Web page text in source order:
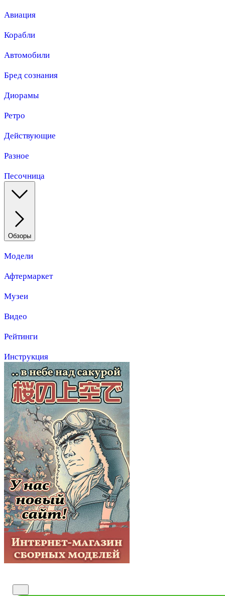
Авиация
Корабли
Автомобили
Бред сознания
Диорамы
Ретро
Действующие
Разное
Песочница
Обзоры
Модели
Афтермаркет
Музеи
Видео
Рейтинги
Инструкция